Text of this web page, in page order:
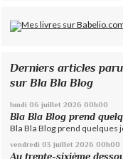
Derniers articles
sur Bla Bla Blog
lundi 06 juillet 2026 00h00
Bla Bla Blog prend
Bla Bla Blog prend quelques
vendredi 03 juillet 2026 00h00
Au trente-sixième